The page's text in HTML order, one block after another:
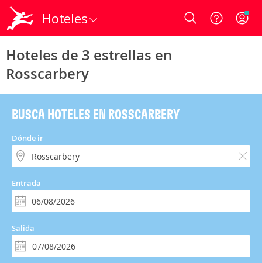
Hoteles Login
Hoteles de 3 estrellas en
Rosscarbery
BUSCA HOTELES EN ROSSCARBERY
Dónde ir
Entrada
Salida